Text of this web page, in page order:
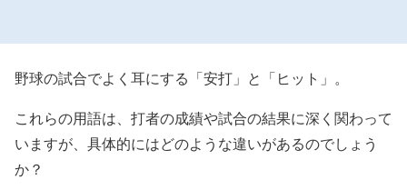
野球の試合でよく耳にする「安打」と「ヒット」。
これらの用語は、打者の成績や試合の結果に深く関わって
いますが、具体的にはどのような違いがあるのでしょう
か？